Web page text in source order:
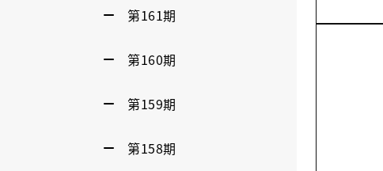
第161期
第160期
第159期
第158期